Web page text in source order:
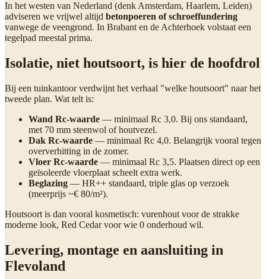
In het westen van Nederland (denk Amsterdam, Haarlem, Leiden)
adviseren we vrijwel altijd betonpoeren of schroeffundering
vanwege de veengrond. In Brabant en de Achterhoek volstaat een
tegelpad meestal prima.
Isolatie, niet houtsoort, is hier de hoofdrol
Bij een tuinkantoor verdwijnt het verhaal "welke houtsoort" naar het
tweede plan. Wat telt is:
Wand Rc-waarde — minimaal Rc 3,0. Bij ons standaard,
met 70 mm steenwol of houtvezel.
Dak Rc-waarde — minimaal Rc 4,0. Belangrijk vooral tegen
oververhitting in de zomer.
Vloer Rc-waarde — minimaal Rc 3,5. Plaatsen direct op een
geïsoleerde vloerplaat scheelt extra werk.
Beglazing — HR++ standaard, triple glas op verzoek
(meerprijs ~€ 80/m²).
Houtsoort is dan vooral kosmetisch: vurenhout voor de strakke
moderne look, Red Cedar voor wie 0 onderhoud wil.
Levering, montage en aansluiting in
Flevoland